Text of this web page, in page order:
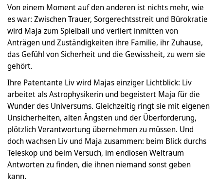
Von einem Moment auf den anderen ist nichts mehr, wie
es war: Zwischen Trauer, Sorgerechtsstreit und Bürokratie
wird Maja zum Spielball und verliert inmitten von
Anträgen und Zuständigkeiten ihre Familie, ihr Zuhause,
das Gefühl von Sicherheit und die Gewissheit, zu wem sie
gehört.
Ihre Patentante Liv wird Majas einziger Lichtblick: Liv
arbeitet als Astrophysikerin und begeistert Maja für die
Wunder des Universums. Gleichzeitig ringt sie mit eigenen
Unsicherheiten, alten Ängsten und der Überforderung,
plötzlich Verantwortung übernehmen zu müssen. Und
doch wachsen Liv und Maja zusammen: beim Blick durchs
Teleskop und beim Versuch, im endlosen Weltraum
Antworten zu finden, die ihnen niemand sonst geben
kann.